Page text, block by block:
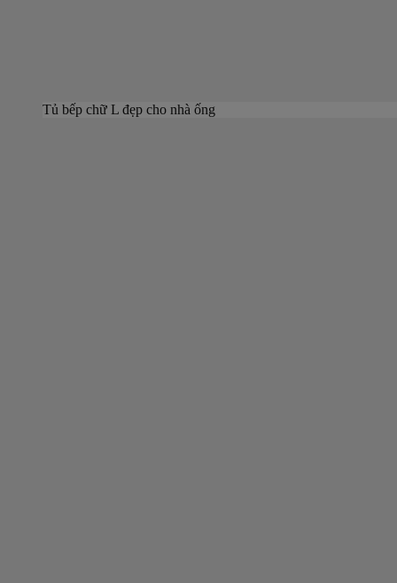
Tủ bếp chữ L đẹp cho nhà ống